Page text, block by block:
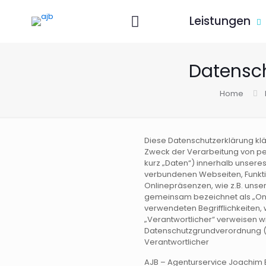
Leistungen
Home
Diese Datenschutzerklärung
Zweck der Verarbeitung von
kurz „Daten“) innerhalb
verbundenen Webseiten,
Onlinepräsenzen, wie z.B.
gemeinsam bezeichnet als
verwendeten Begrifflichkeiten,
„Verantwortlicher“ verweisen
Datenschutzgrundverordnung
Verantwortlicher
AJB – Agenturservice Joachim